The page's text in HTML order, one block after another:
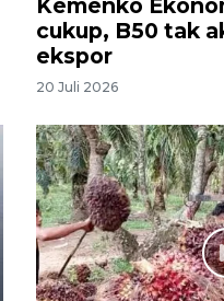
Kemenko
cukup, B50 tak
ekspor
20 Juli 2026
Gabung
timnas
9 Juli 2026